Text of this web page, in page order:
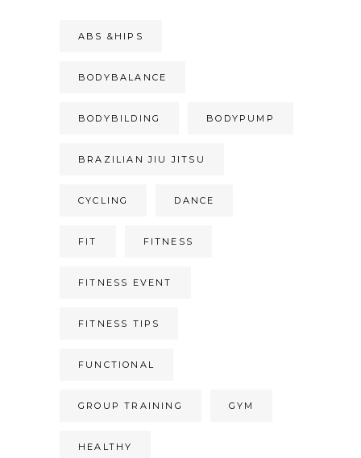
ABS &HIPS
BODYBALANCE
BODYBILDING BODYPUMP
BRAZILIAN JIU JITSU
CYCLING DANCE
FIT FITNESS
FITNESS EVENT
FITNESS TIPS
FUNCTIONAL
GROUP TRAINING GYM
HEALTHY